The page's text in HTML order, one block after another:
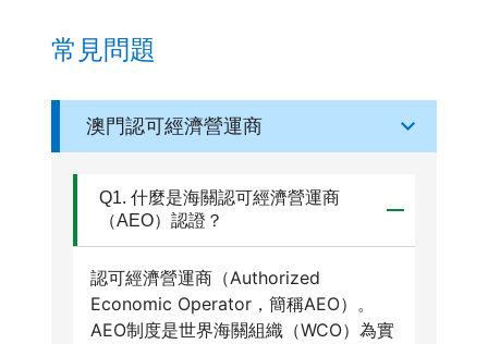
常見問題
澳門認可經濟營運商
Q1. 什麼是海關認可經濟營運商
（AEO）認證？
認可經濟營運商（Authorized
Economic Operator，簡稱AEO）。
AEO制度是世界海關組織（WCO）為實